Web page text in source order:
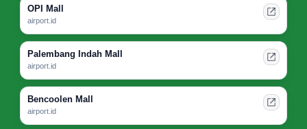
OPI Mall
airport.id
Palembang Indah Mall
airport.id
Bencoolen Mall
airport.id